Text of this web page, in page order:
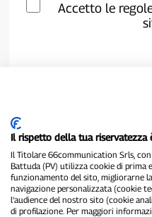
Accetto le
P300.it è una
Registrazione numero 1/
Il rispetto della tua riservatezza
Il Titolare 66communication Srls,
Battuda (PV) utilizza cookie di
funzionamento del sito, migliorarne
navigazione personalizzata (cookie
l’audience del nostro sito (cookie
di profilazione. Per maggiori